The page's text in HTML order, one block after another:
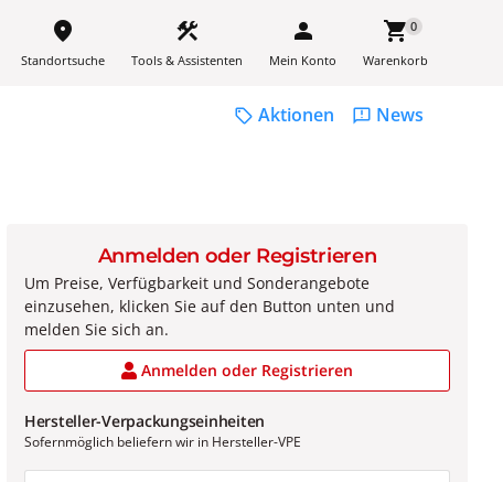
place
Standortsuche
construction
Tools & Assistenten
person
Mein Konto
shopping_cart0
Warenkorb
sell Aktionen feedback News
Anmelden oder Registrieren
Um Preise, Verfügbarkeit und Sonderangebote
einzusehen, klicken Sie auf den Button unten und
melden Sie sich an.
Anmelden oder Registrieren
Hersteller-Verpackungseinheiten
Sofernmöglich beliefern wir in Hersteller-VPE